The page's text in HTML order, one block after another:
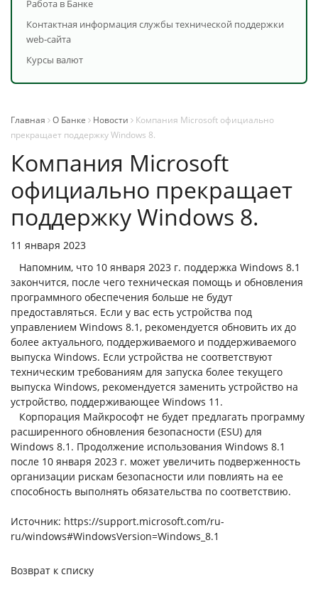
Работа в Банке
Контактная информация службы технической поддержки
web-сайта
Курсы валют
Главная О Банке Новости
Компания Microsoft официально
прекращает поддержку Windows 8.
Компания Microsoft
официально прекращает
поддержку Windows 8.
11 января 2023
Напомним, что 10 января 2023 г. поддержка Windows 8.1
закончится, после чего техническая помощь и обновления
программного обеспечения больше не будут
предоставляться. Если у вас есть устройства под
управлением Windows 8.1, рекомендуется обновить их до
более актуального, поддерживаемого и поддерживаемого
выпуска Windows. Если устройства не соответствуют
техническим требованиям для запуска более текущего
выпуска Windows, рекомендуется заменить устройство на
устройство, поддерживающее Windows 11.
Корпорация Майкрософт не будет предлагать программу
расширенного обновления безопасности (ESU) для
Windows 8.1. Продолжение использования Windows 8.1
после 10 января 2023 г. может увеличить подверженность
организации рискам безопасности или повлиять на ее
способность выполнять обязательства по соответствию.
Источник: https://support.microsoft.com/ru-
ru/windows#WindowsVersion=Windows_8.1
Возврат к списку